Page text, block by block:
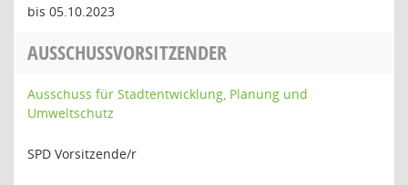
bis 05.10.2023
AUSSCHUSSVORSITZENDER
Ausschuss für Stadtentwicklung, Planung und
Umweltschutz
SPD Vorsitzende/r